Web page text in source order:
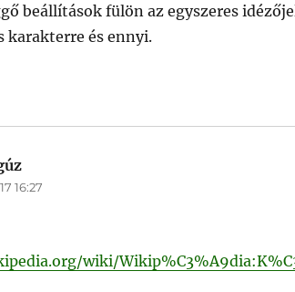
beállítások fülön az egyszeres
karakterre és ennyi.
16:27
wiki/